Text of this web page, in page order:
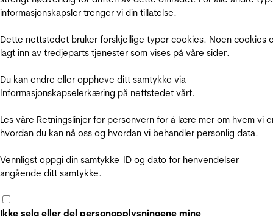
informasjonskapsler trenger vi din tillatelse.
Dette nettstedet bruker forskjellige typer cookies. Noen cookies
lagt inn av tredjeparts tjenester som vises på våre sider.
Du kan endre eller oppheve ditt samtykke via
Informasjonskapselerkæring på nettstedet vårt.
Les våre Retningslinjer for personvern for å lære mer om hvem vi
hvordan du kan nå oss og hvordan vi behandler personlig data.
Vennligst oppgi din samtykke-ID og dato for henvendelser
angående ditt samtykke.
Ikke selg eller del personopplysningene mine